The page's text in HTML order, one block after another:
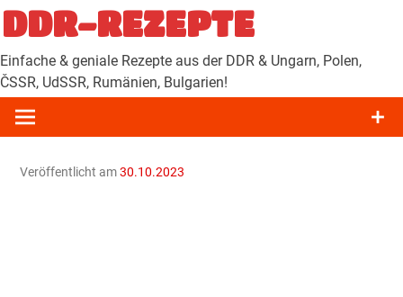
Zum
Inhalt
springen
DDR-REZEPTE
Einfache & geniale Rezepte aus der DDR & Ungarn, Polen,
ČSSR, UdSSR, Rumänien, Bulgarien!
Veröffentlicht am30.10.2023